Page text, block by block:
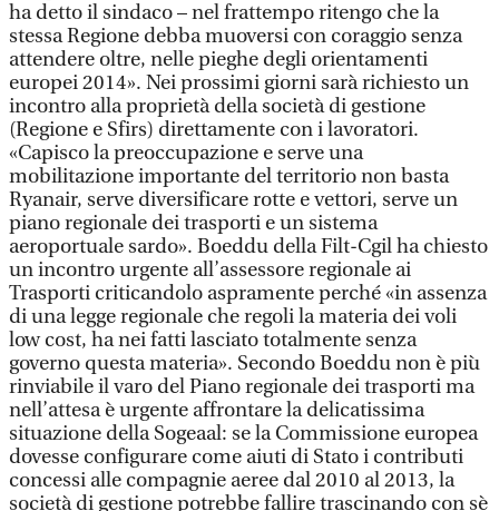
ha detto il sindaco – nel frattempo ritengo che la
stessa Regione debba muoversi con coraggio senza
attendere oltre, nelle pieghe degli orientamenti
europei 2014». Nei prossimi giorni sarà richiesto un
incontro alla proprietà della società di gestione
(Regione e Sfirs) direttamente con i lavoratori.
«Capisco la preoccupazione e serve una
mobilitazione importante del territorio non basta
Ryanair, serve diversificare rotte e vettori, serve un
piano regionale dei trasporti e un sistema
aeroportuale sardo». Boeddu della Filt-Cgil ha chiesto
un incontro urgente all’assessore regionale ai
Trasporti criticandolo aspramente perché «in assenza
di una legge regionale che regoli la materia dei voli
low cost, ha nei fatti lasciato totalmente senza
governo questa materia». Secondo Boeddu non è più
rinviabile il varo del Piano regionale dei trasporti ma
nell’attesa è urgente affrontare la delicatissima
situazione della Sogeaal: se la Commissione europea
dovesse configurare come aiuti di Stato i contributi
concessi alle compagnie aeree dal 2010 al 2013, la
società di gestione potrebbe fallire trascinando con sè